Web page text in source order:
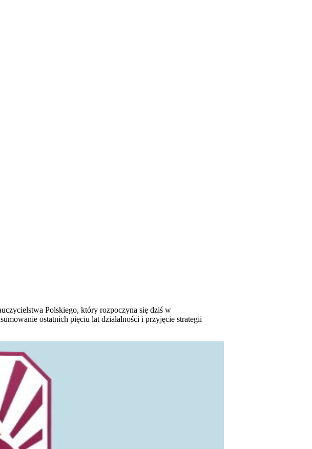
Polskiego, który rozpoczyna się dziś w
ostatnich pięciu lat działalności i przyjęcie strategii